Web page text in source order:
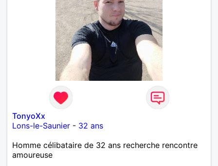
TonyoXx
Lons-le-Saunier - 32 ans
Homme célibataire de 32 ans recherche rencontre
amoureuse